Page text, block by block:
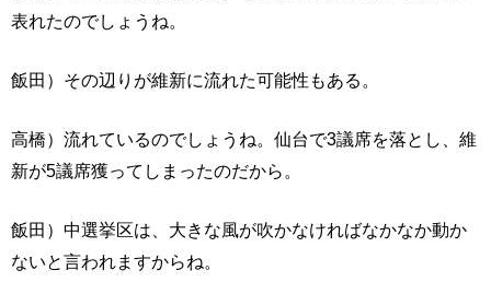
表れたのでしょうね。
飯田）その辺りが維新に流れた可能性もある。
高橋）流れているのでしょうね。仙台で3議席を落とし、維
新が5議席獲ってしまったのだから。
飯田）中選挙区は、大きな風が吹かなければなかなか動か
ないと言われますからね。